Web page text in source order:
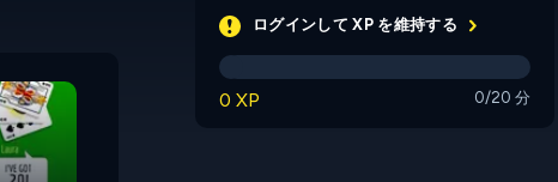
ログインして XP を維持する
0 XP 0/20 分